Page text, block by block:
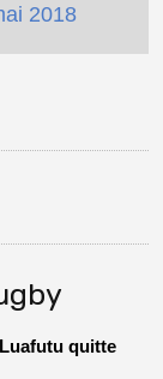
2018
quitte